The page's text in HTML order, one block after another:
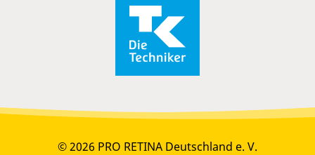
© 2026 PRO RETINA Deutschland e. V.